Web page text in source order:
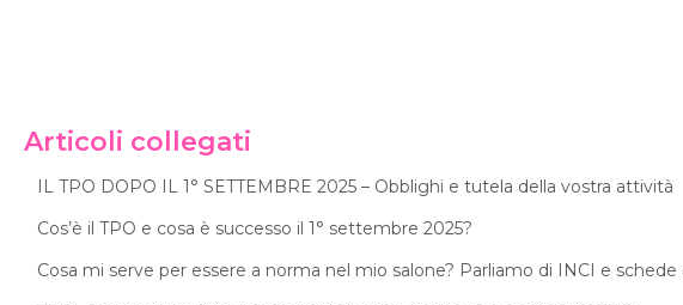
Articoli collegati
IL TPO DOPO IL 1° SETTEMBRE 2025 – Obblighi e tutela della vostra attività
Cos’è il TPO e cosa è successo il 1° settembre 2025?
Cosa mi serve per essere a norma nel mio salone? Parliamo di INCI e schede